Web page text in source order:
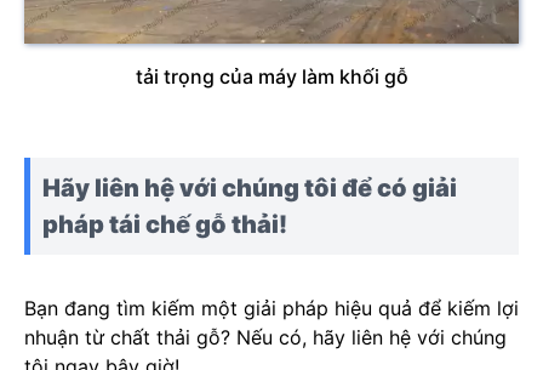
tải trọng của máy làm khối gỗ
Hãy liên hệ với chúng tôi để có giải
pháp tái chế gỗ thải!
Bạn đang tìm kiếm một giải pháp hiệu quả để kiếm lợi
nhuận từ chất thải gỗ? Nếu có, hãy liên hệ với chúng